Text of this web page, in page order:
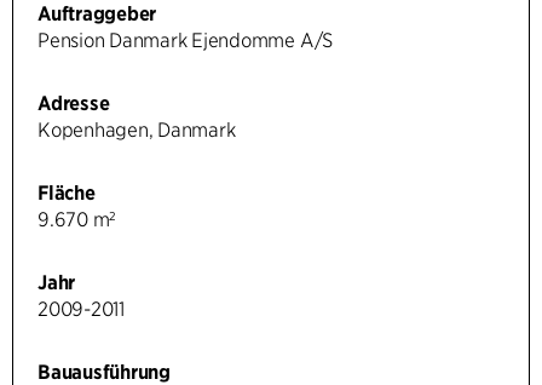
Auftraggeber
Pension Danmark Ejendomme A/S
Adresse
Kopenhagen, Danmark
Fläche
9.670 m²
Jahr
2009-2011
Bauausführung